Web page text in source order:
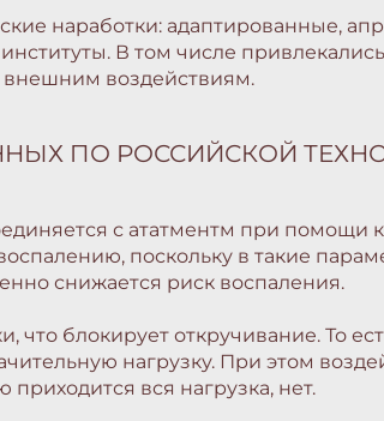
наработки: адаптированные,
В том числе
внешним воздействиям.
ПО РОССИЙСКОЙ
с ататментм при
поскольку в такие
снижается риск воспаления.
блокирует откручивание. То
нагрузку. При этом
вся нагрузка, нет.